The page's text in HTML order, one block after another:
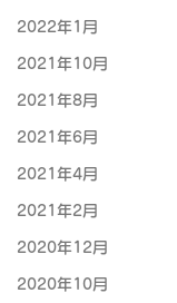
2022年1月
2021年10月
2021年8月
2021年6月
2021年4月
2021年2月
2020年12月
2020年10月